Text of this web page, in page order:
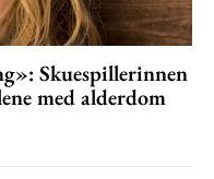
Skuespillerinnen
med alderdom